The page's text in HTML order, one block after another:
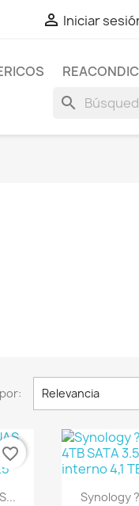
 Iniciar
search
Relevancia
favorite_border

Synology